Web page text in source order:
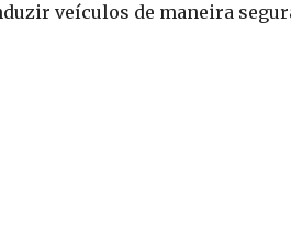
veículos de maneira